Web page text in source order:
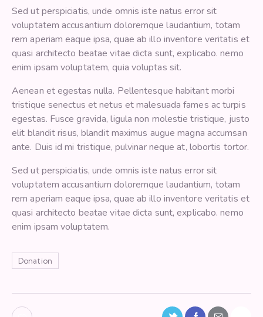
Sed ut perspiciatis, unde omnis iste natus error sit
voluptatem accusantium doloremque laudantium, totam
rem aperiam eaque ipsa, quae ab illo inventore veritatis et
quasi architecto beatae vitae dicta sunt, explicabo. nemo
enim ipsam voluptatem, quia voluptas sit.
Aenean et egestas nulla. Pellentesque habitant morbi
tristique senectus et netus et malesuada fames ac turpis
egestas. Fusce gravida, ligula non molestie tristique, justo
elit blandit risus, blandit maximus augue magna accumsan
ante. Duis id mi tristique, pulvinar neque at, lobortis tortor.
Sed ut perspiciatis, unde omnis iste natus error sit
voluptatem accusantium doloremque laudantium, totam
rem aperiam eaque ipsa, quae ab illo inventore veritatis et
quasi architecto beatae vitae dicta sunt, explicabo. nemo
enim ipsam voluptatem.
Donation